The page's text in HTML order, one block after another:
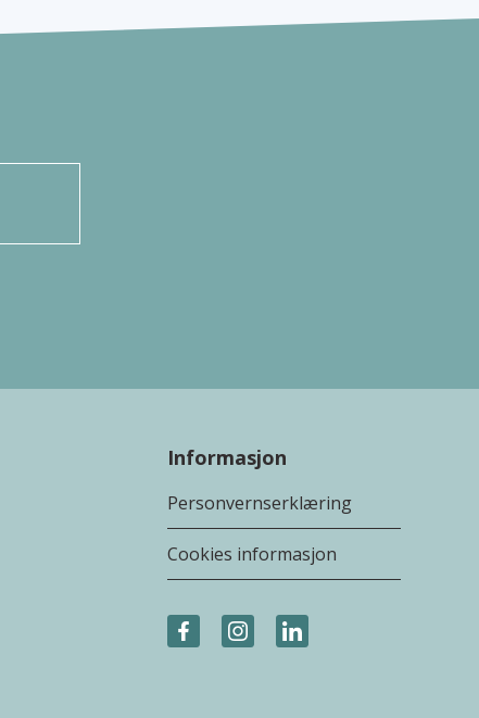
Informasjon
Personvernserklæring
Cookies informasjon